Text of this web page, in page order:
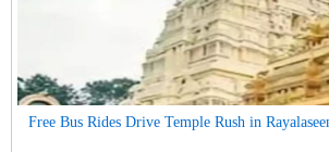
Free Bus Rides Drive Temple Rush in